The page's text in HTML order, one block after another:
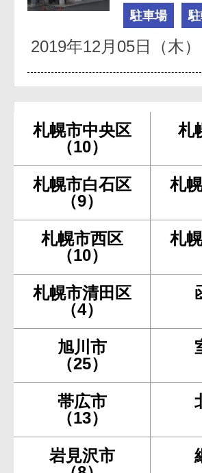
駐車場
2019年12月05日（木）
札幌市中央区
（10）
札
札幌市白石区
（9）
札
札幌市西区
（10）
札
札幌市清田区
（4）
旭川市
（25）
帯広市
（13）
岩見沢市